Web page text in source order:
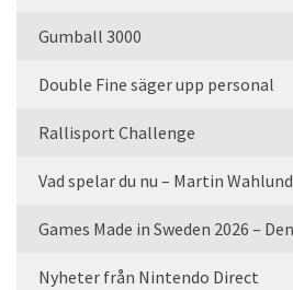
Gumball 3000
Double Fine säger upp personal
Rallisport Challenge
Vad spelar du nu – Martin Wahlund
Nyheter från Nintendo Direct